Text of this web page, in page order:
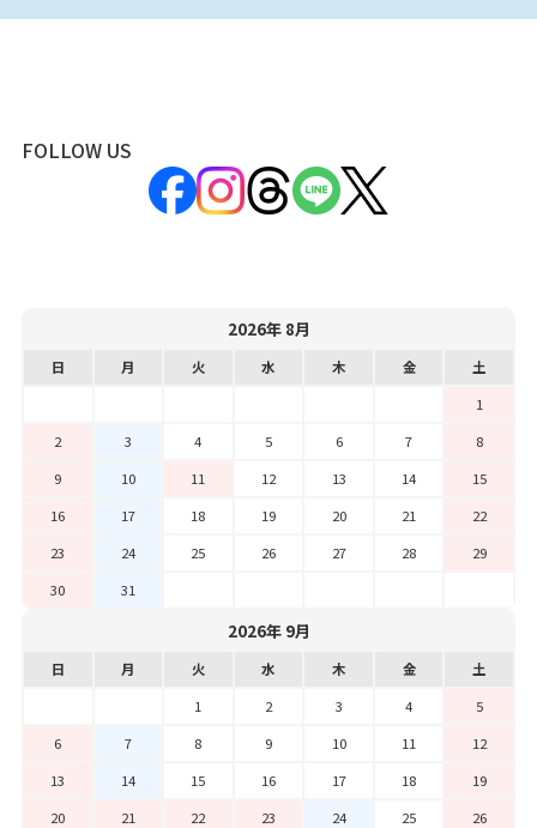
FOLLOW US
2026年 8月
日 月 火 水 木 金
土
1
2
3 4 5 6 7
8
9
10 11 12 13 14
15
16
17 18 19 20 21
22
23
24 25 26 27 28
29
30
31
2026年 9月
日 月 火 水 木 金
土
1
2 3 4
5
6
7 8 9 10 11
12
13
14 15 16 17 18
19
20
21 22 23 24 25
26